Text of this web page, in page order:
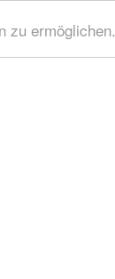
zu ermöglichen.